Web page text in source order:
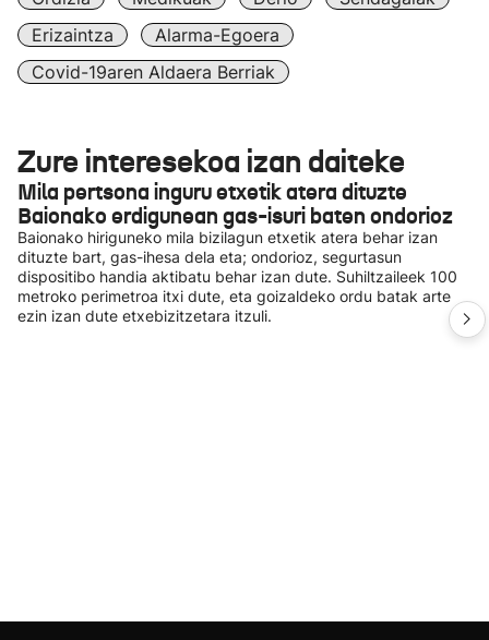
Erizaintza
Alarma-Egoera
Covid-19aren Aldaera Berriak
Zure interesekoa izan daiteke
Mila pertsona inguru etxetik atera dituzte
Baionako erdigunean gas-isuri baten ondorioz
Baionako hiriguneko mila bizilagun etxetik atera behar izan
dituzte bart, gas-ihesa dela eta; ondorioz, segurtasun
dispositibo handia aktibatu behar izan dute. Suhiltzaileek 100
metroko perimetroa itxi dute, eta goizaldeko ordu batak arte
ezin izan dute etxebizitzetara itzuli.